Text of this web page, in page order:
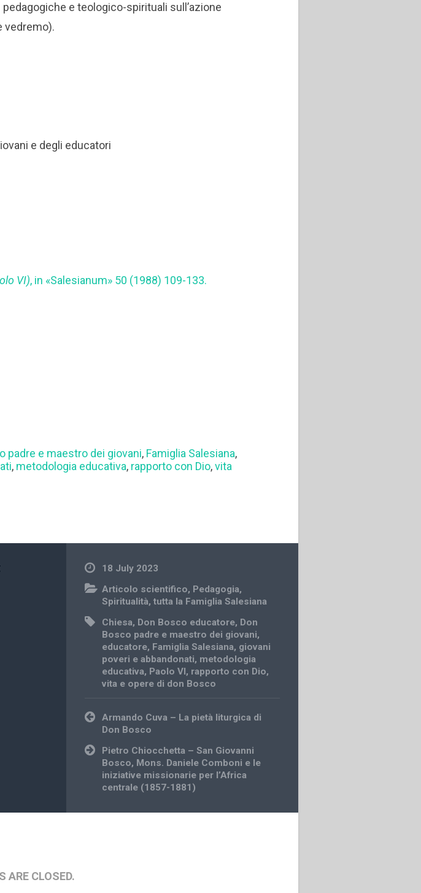
e teologico-spirituali sull’azione
vedremo).
e degli educatori
VI), in «Salesianum» 50 (1988) 109-133.
padre e maestro dei giovani, Famiglia Salesiana,
, metodologia educativa, rapporto con Dio,vita
18 July 2023
Articolo scientifico, Pedagogia,
Spiritualità,tutta la Famiglia Salesiana
Chiesa, Don Bosco educatore, Don
Bosco padre e maestro dei giovani,
educatore, Famiglia Salesiana, giovani
poveri e abbandonati, metodologia
educativa, Paolo VI, rapporto con Dio,
vita e opere di don Bosco
Post
navigation
Armando Cuva – La pietà liturgica di
Don Bosco
Pietro Chiocchetta – San Giovanni
Bosco, Mons. Daniele Comboni e le
iniziative missionarie per l’Africa
centrale (1857-1881)
ARE CLOSED.